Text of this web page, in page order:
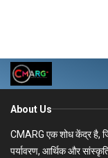
About Us
CMARG एक शोध केंद्र है,
पर्यावरण, आर्थिक और